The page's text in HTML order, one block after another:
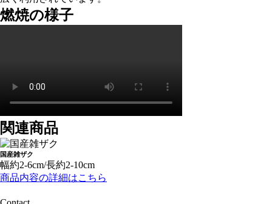
燃焼の様子
関連商品
国産雑ザク
幅約2-6cm/長約2-10cm
商品内容の詳細はこちら